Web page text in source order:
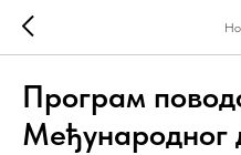
Програм
Међународног